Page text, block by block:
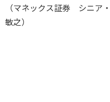
（マネックス証券 シニア
敏之）